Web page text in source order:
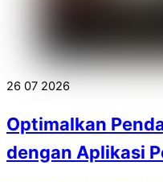
26 07 2026
Optimalkan
dengan Aplikasi